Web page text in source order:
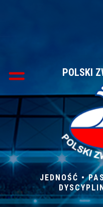
POLSKI
JEDNOŚĆ •